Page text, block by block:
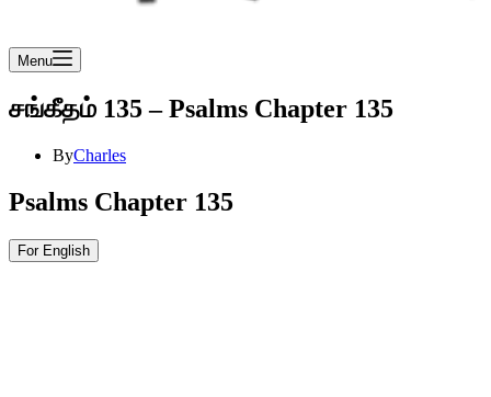
Menu
சங்கீதம் 135 – Psalms Chapter 135
ByCharles
Psalms Chapter 135
For English